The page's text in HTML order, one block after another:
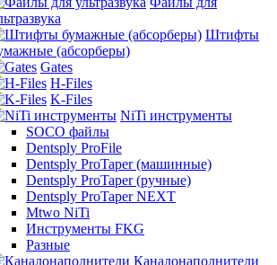
Штифты
(абсорберы)
Gates
H-Files
K-Files
NiTi инструменты
SOCO файлы
Dentsply ProFile
Dentsply ProTaper (машинные)
Dentsply ProTaper (ручные)
Dentsply ProTaper NEXT
Mtwo NiTi
Инструменты FKG
Разные
Каналонаполнители